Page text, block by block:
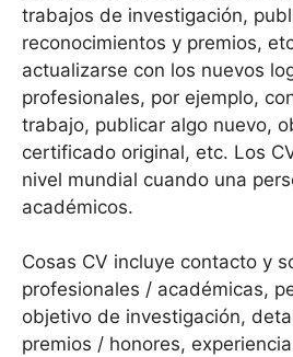
trabajos de investigación,
reconocimientos y premios,
actualizarse con los nuevos
profesionales, por ejemplo,
trabajo, publicar algo nuevo,
certificado original, etc. Los
nivel mundial cuando una
académicos.
Cosas CV incluye contacto y
profesionales / académicas,
objetivo de investigación,
premios / honores,